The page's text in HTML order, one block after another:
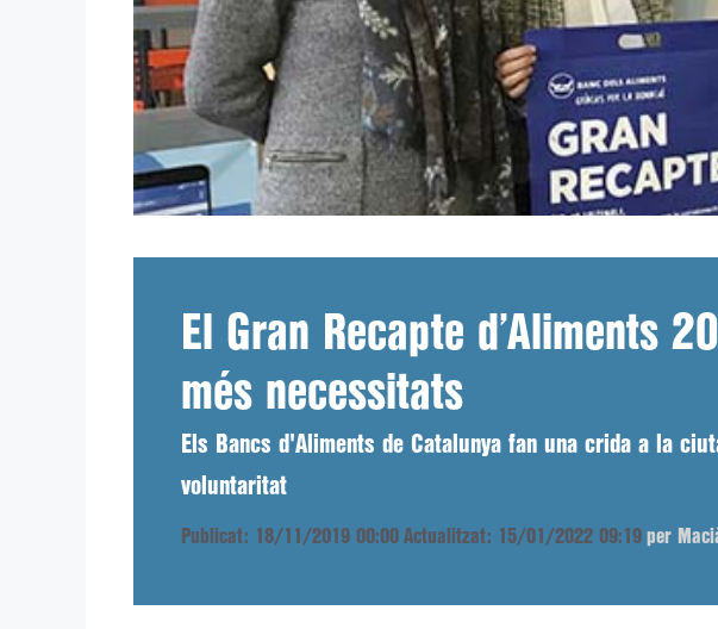
El Gran Recapte d’Aliments
més necessitats
Els Bancs d'Aliments de Catalunya fan una crida a la
voluntaritat
Publicat: 18/11/2019 00:00 Actualitzat: 15/01/2022 09:19 per